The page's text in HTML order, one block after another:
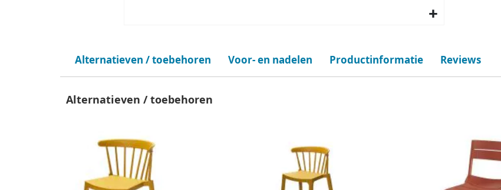
Alternatieven / toebehoren Voor- en nadelen Productinformatie Reviews
Alternatieven / toebehoren